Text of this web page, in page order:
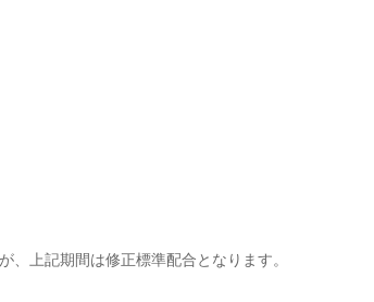
上記期間は修正標準配合となります。